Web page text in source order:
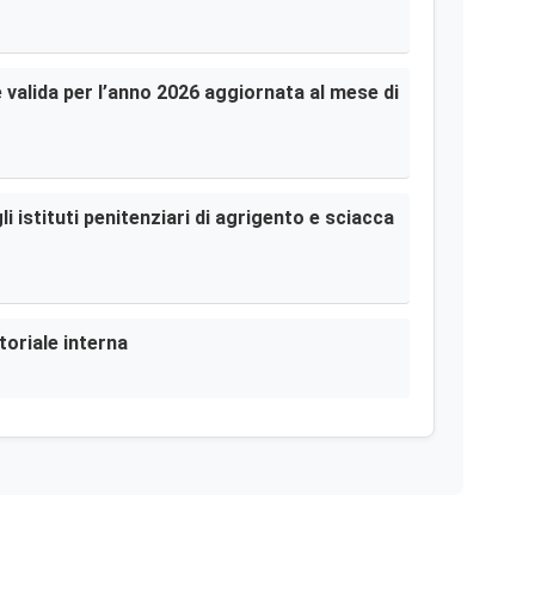
per l’anno 2026 aggiornata al mese di
istituti penitenziari di agrigento e sciacca
interna